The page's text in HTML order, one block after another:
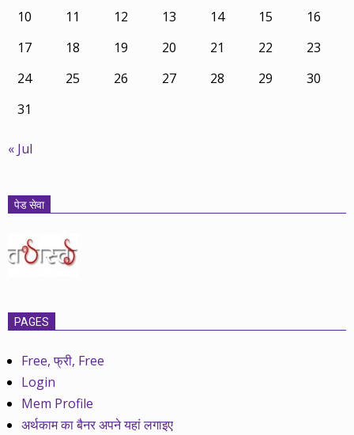
10
11 12 13 14 15
16
17
18 19 20 21 22
23
24
25 26 27 28 29
30
31
« Jul
पेड सेवा
PAGES
Free, फ्री, Free
Login
Mem Profile
अर्थकाम का बैनर अपने यहां लगाइए